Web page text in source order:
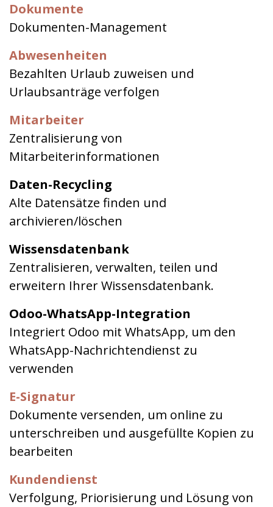
Dokumente
Dokumenten-Management
Abwesenheiten
Bezahlten Urlaub zuweisen und
Urlaubsanträge verfolgen
Mitarbeiter
Zentralisierung von
Mitarbeiterinformationen
Daten-Recycling
Alte Datensätze finden und
archivieren/löschen
Wissensdatenbank
Zentralisieren, verwalten, teilen und
erweitern Ihrer Wissensdatenbank.
Odoo-WhatsApp-Integration
Integriert Odoo mit WhatsApp, um den
WhatsApp-Nachrichtendienst zu
verwenden
E-Signatur
Dokumente versenden, um online zu
unterschreiben und ausgefüllte Kopien zu
bearbeiten
Kundendienst
Verfolgung, Priorisierung und Lösung von